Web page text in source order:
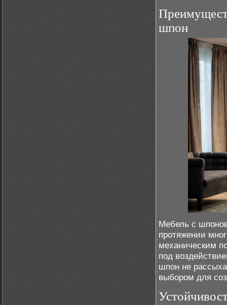
шпон
Мебель с
протяжении
механическим
под
шпон не
выбором для